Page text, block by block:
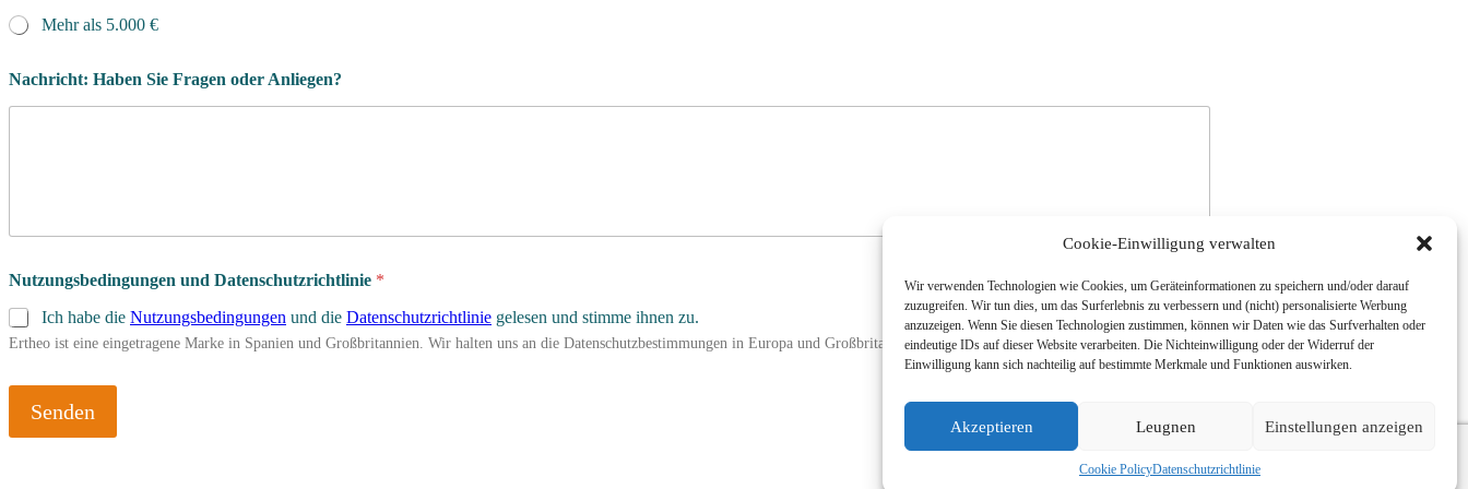
Cookie-Einwilligung verwalten
Wir verwenden Technologien wie Cookies, um Geräteinformationen zu speichern und/oder darauf
zuzugreifen. Wir tun dies, um das Surferlebnis zu verbessern und (nicht) personalisierte Werbung
anzuzeigen. Wenn Sie diesen Technologien zustimmen, können wir Daten wie das Surfverhalten oder
eindeutige IDs auf dieser Website verarbeiten. Die Nichteinwilligung oder der Widerruf der
Einwilligung kann sich nachteilig auf bestimmte Merkmale und Funktionen auswirken.
Akzeptieren Leugnen Einstellungen anzeigen
Cookie PolicyDatenschutzrichtlinie
Mehr als 5.000 €
Nachricht: Haben Sie Fragen oder Anliegen?
Nutzungsbedingungen und Datenschutzrichtlinie *
Ich habe die Nutzungsbedingungen und die Datenschutzrichtlinie gelesen und stimme ihnen zu.
Ertheo ist eine eingetragene Marke in Spanien und Großbritannien. Wir halten uns an die Datenschutzbestimmungen in Europa und Großbritannien.
Senden